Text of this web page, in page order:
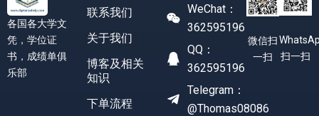
各国各大学文
凭，学位证
书，成绩单俱
乐部
联系我们
关于我们
博客及相关
知识
下单流程
WeChat：
362595196
QQ：
362595196
Telegram：
@Thomas08086
微信扫
一扫
扫一扫